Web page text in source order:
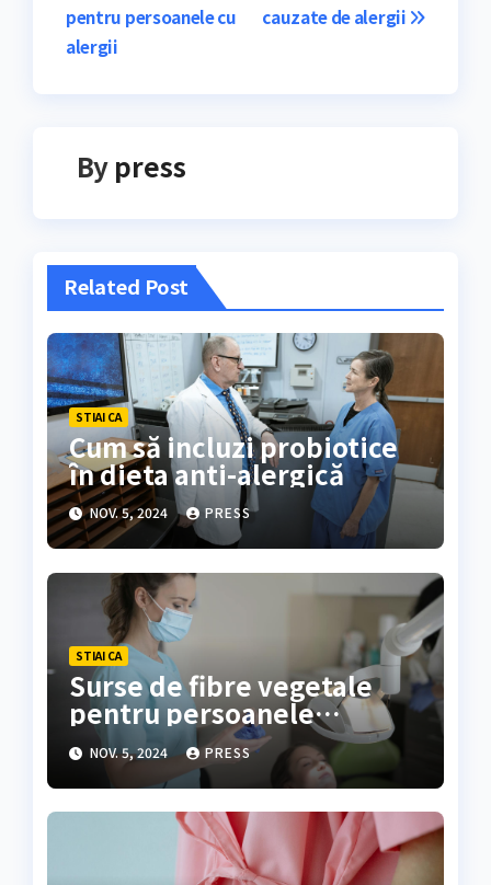
articole
cauzate de alergii
pentru persoanele cu
alergii
By press
Related Post
STIAI CA
Cum să incluzi probiotice
în dieta anti-alergică
NOV. 5, 2024 PRESS
STIAI CA
Surse de fibre vegetale
pentru persoanele
alergice
NOV. 5, 2024 PRESS